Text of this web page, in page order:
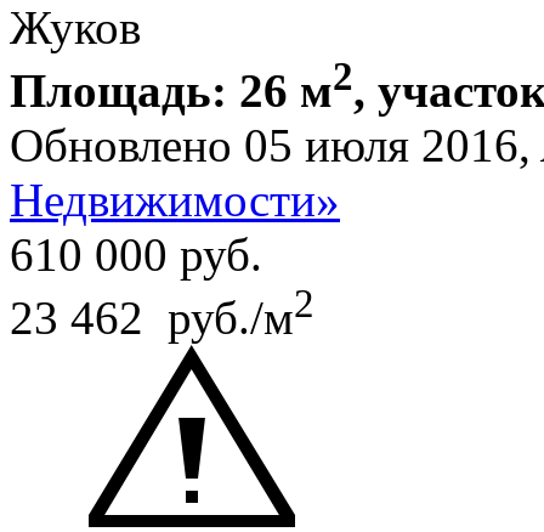
Жуков
Площадь: 26 м2,
Обновлено 05 июля 2016,
Недвижимости»
610 000 руб.
23 462 руб./м2